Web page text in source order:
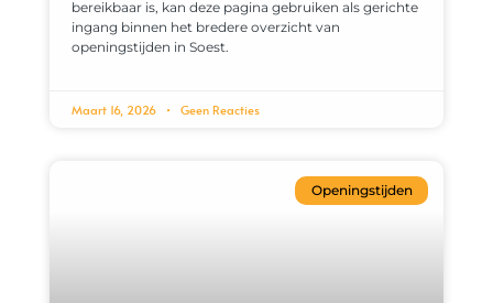
bereikbaar is, kan deze pagina gebruiken als gerichte
ingang binnen het bredere overzicht van
openingstijden in Soest.
Maart 16, 2026 Geen Reacties
Openingstijden